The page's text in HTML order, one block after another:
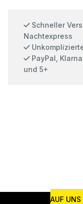
Schneller
Nachtexpress
PayPal,
und 5+
AUF UNS